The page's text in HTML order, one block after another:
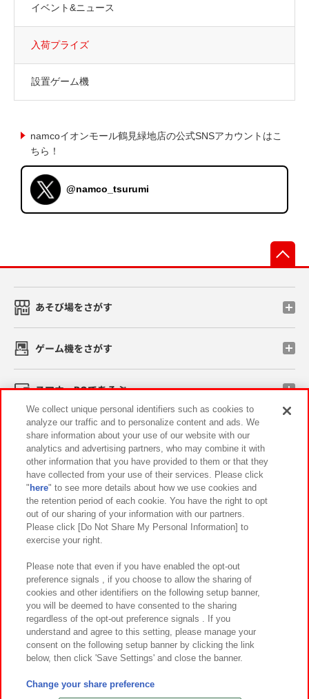
イベント&ニュース
入荷プライズ
設置ゲーム機
namcoイオンモール鶴見緑地店の公式SNSアカウントはこ
ちら！
@namco_tsurumi
あそび場をさがす
ゲーム機をさがす
スマホ・PCであそぶ
イベント・キャンペーン
関連会社 サステナビリティ サイトポリシー
プライバシーポリシー ウェブアクセシビリティ方針と検証結果
お取引先さまとともに
カスタマーハラスメント対応方針 よくあるご質問・お問い合わせ
©Bandai Namco Amusement Inc.
©Bandai Namco Amusement Lab Inc.
We collect unique personal identifiers such as cookies to
analyze our traffic and to personalize content and ads. We
share information about your use of our website with our
analytics and advertising partners, who may combine it with
other information that you have provided to them or that they
have collected from your use of their services. Please click
" here" to see more details about how we use cookies and
the retention period of each cookie. You have the right to opt
out of our sharing of your information with our partners.
Please click [Do Not Share My Personal Information] to
exercise your right.
Please note that even if you have enabled the opt-out
preference signals , if you choose to allow the sharing of
cookies and other identifiers on the following setup banner,
you will be deemed to have consented to the sharing
regardless of the opt-out preference signals . If you
understand and agree to this setting, please manage your
consent on the following setup banner by clicking the link
below, then click 'Save Settings' and close the banner.
Change your share preference